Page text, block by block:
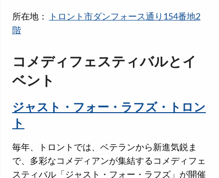
所在地：
トロント市ダンフォース通り154番地2
階
コメディフェスティバルとイ
ベント
ジャスト・フォー・ラフズ・トロン
ト
毎年、トロントでは、ベテランから新進気鋭ま
で、多彩なコメディアンが集結するコメディフェ
スティバル「ジャスト・フォー・ラフズ」が開催